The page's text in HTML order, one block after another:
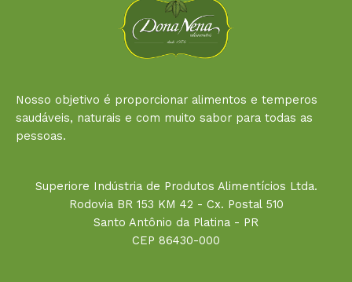
Nosso objetivo é proporcionar alimentos e temperos
saudáveis, naturais e com muito sabor para todas as
pessoas.
Superiore Indústria de Produtos Alimentícios Ltda.
Rodovia BR 153 KM 42 - Cx. Postal 510
Santo Antônio da Platina - PR
CEP 86430-000